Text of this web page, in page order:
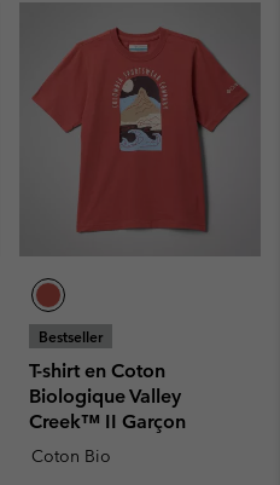
Bestseller
T-shirt en Coton
Biologique Valley
Creek™ II Garçon
Coton Bio